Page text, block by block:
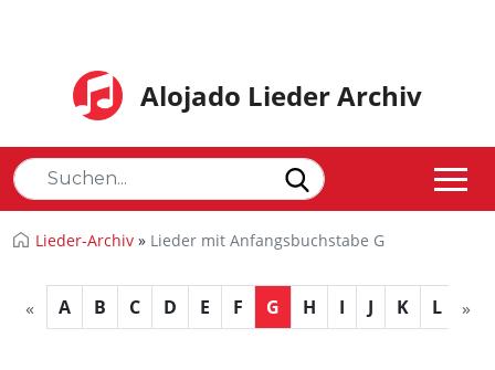
Alojado Lieder Archiv
Lieder-Archiv » Lieder mit Anfangsbuchstabe G
A B C D E F G H I J K L M
« »